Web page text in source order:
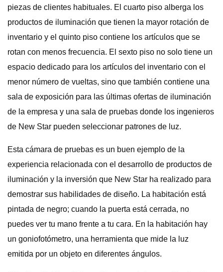
piezas de clientes habituales. El cuarto piso alberga los
productos de iluminación que tienen la mayor rotación de
inventario y el quinto piso contiene los artículos que se
rotan con menos frecuencia. El sexto piso no solo tiene un
espacio dedicado para los artículos del inventario con el
menor número de vueltas, sino que también contiene una
sala de exposición para las últimas ofertas de iluminación
de la empresa y una sala de pruebas donde los ingenieros
de New Star pueden seleccionar patrones de luz.
Esta cámara de pruebas es un buen ejemplo de la
experiencia relacionada con el desarrollo de productos de
iluminación y la inversión que New Star ha realizado para
demostrar sus habilidades de diseño. La habitación está
pintada de negro; cuando la puerta está cerrada, no
puedes ver tu mano frente a tu cara. En la habitación hay
un goniofotómetro, una herramienta que mide la luz
emitida por un objeto en diferentes ángulos.